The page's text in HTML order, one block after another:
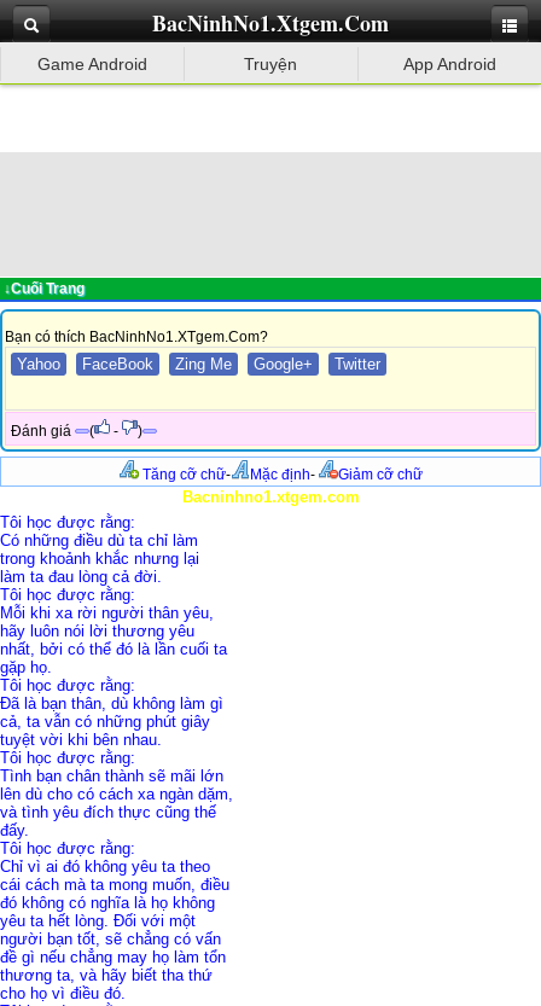
BacNinhNo1.Xtgem.Com
Game Android Truyện App Android
↓Cuối Trang
Bạn có thích BacNinhNo1.XTgem.Com?
Yahoo FaceBook Zing Me Google+ Twitter
Đánh giá ( - )
Tăng cỡ chữ- Mặc định- Giảm cỡ chữ
Bacninhno1.xtgem.com
Tôi học được rằng:
Có những điều dù ta chỉ làm
trong khoảnh khắc nhưng lại
làm ta đau lòng cả đời.
Tôi học được rằng:
Mỗi khi xa rời người thân yêu,
hãy luôn nói lời thương yêu
nhất, bởi có thể đó là lần cuối ta
gặp họ.
Tôi học được rằng:
Đã là bạn thân, dù không làm gì
cả, ta vẫn có những phút giây
tuyệt vời khi bên nhau.
Tôi học được rằng:
Tình bạn chân thành sẽ mãi lớn
lên dù cho có cách xa ngàn dặm,
và tình yêu đích thực cũng thế
đấy.
Tôi học được rằng:
Chỉ vì ai đó không yêu ta theo
cái cách mà ta mong muốn, điều
đó không có nghĩa là họ không
yêu ta hết lòng. Đối với một
người bạn tốt, sẽ chẳng có vấn
đề gì nếu chẳng may họ làm tổn
thương ta, và hãy biết tha thứ
cho họ vì điều đó.